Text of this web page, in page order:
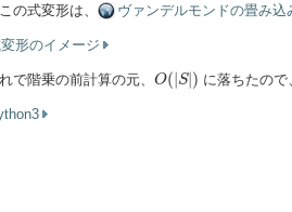
の式変形は、 ヴァンデルモンドの畳み込
形のイメージ
で階乗の前計算の元、 O(|S|)
O(|S|) に落ちたので